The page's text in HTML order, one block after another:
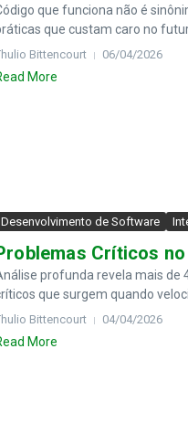
que funciona não é
que custam caro no
Bittencourt 06/04/2026
More
Desenvolvimento de Software
Críticos
profunda revela mais de
que surgem quando
Bittencourt 04/04/2026
More